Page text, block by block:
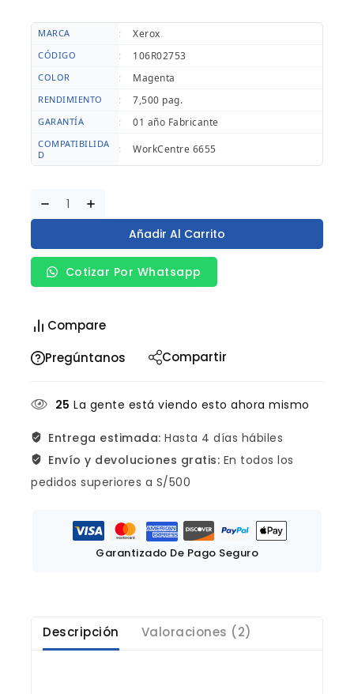
MARCA : Xerox
CÓDIGO : 106R02753
COLOR : Magenta
RENDIMIENTO : 7,500 pag.
GARANTÍA : 01 año Fabricante
COMPATIBILIDA
D
: WorkCentre 6655
Añadir Al Carrito
Cotizar Por Whatsapp
Compare
Pregúntanos
Compartir
25 La gente está viendo esto ahora mismo
Entrega estimada: Hasta 4 días hábiles
Envío y devoluciones gratis: En todos los
pedidos superiores a S/500
Garantizado De Pago Seguro
Descripción Valoraciones (2)